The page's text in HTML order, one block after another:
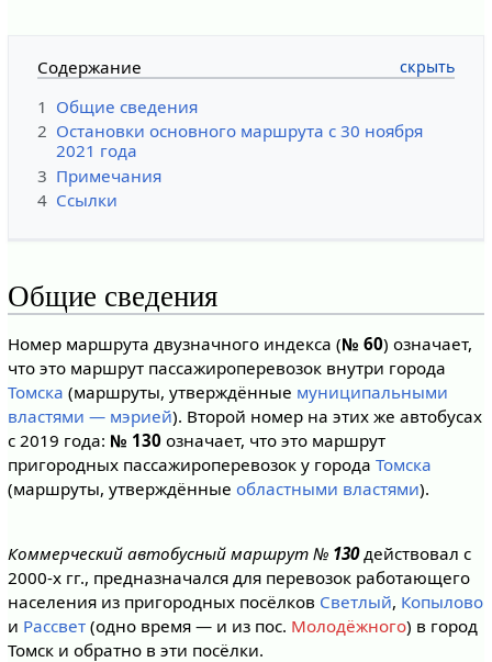
Содержание
1 Общие сведения
2 Остановки основного маршрута с 30 ноября
2021 года
3 Примечания
4 Ссылки
Общие сведения
Номер маршрута двузначного индекса (№ 60) означает,
что это маршрут пассажироперевозок внутри города
Томска (маршруты, утверждённые муниципальными
властями — мэрией). Второй номер на этих же автобусах
с 2019 года: № 130означает, что это маршрут
пригородных пассажироперевозок у города Томска
(маршруты, утверждённые областными властями).
Коммерческий автобусный маршрут № 130действовал с
2000-х гг., предназначался для перевозок работающего
населения из пригородных посёлков Светлый, Копылово
и Рассвет(одно время — и из пос. Молодёжного) в город
Томск и обратно в эти посёлки.